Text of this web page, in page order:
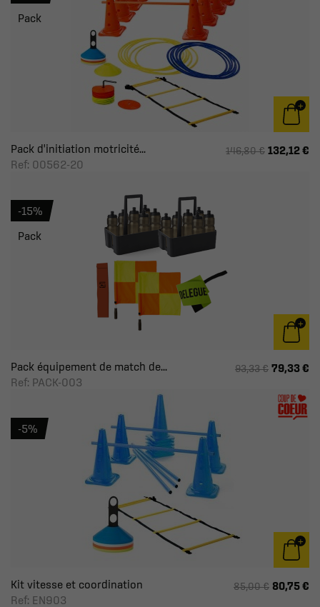
Pack d'initiation motricité...
Ref: 00562-20
146,80 € 132,12 €
Pack
Pack équipement de match de...
Ref: PACK-003
93,33 € 79,33 €
-15%
Pack
Kit vitesse et coordination
Ref: EN903
85,00 € 80,75 €
-5%